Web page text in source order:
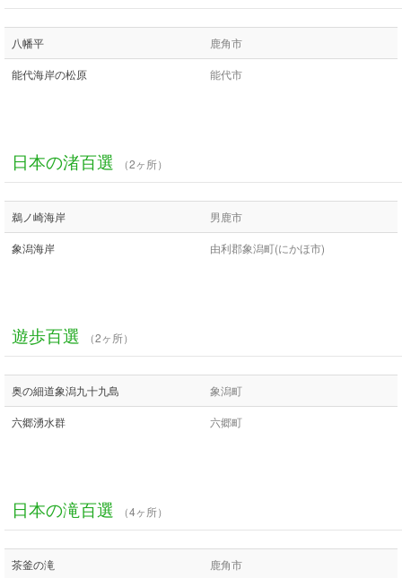
八幡平 鹿角市
能代海岸の松原 能代市
日本の渚百選 （2ヶ所）
鵜ノ崎海岸 男鹿市
象潟海岸 由利郡象潟町(にかほ市)
遊歩百選 （2ヶ所）
奥の細道象潟九十九島 象潟町
六郷湧水群 六郷町
日本の滝百選 （4ヶ所）
茶釜の滝 鹿角市